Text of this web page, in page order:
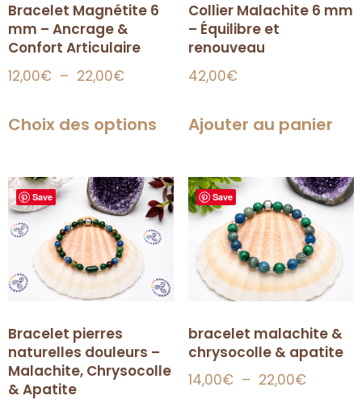
Bracelet Magnétite 6
mm – Ancrage &
Confort Articulaire
12,00€ – 22,00€
Choix des options
Collier Malachite 6 mm
– Équilibre et
renouveau
42,00€
Ajouter au panier
Save
Bracelet pierres
naturelles douleurs –
Malachite, Chrysocolle
& Apatite
Save
bracelet malachite &
chrysocolle & apatite
14,00€ – 22,00€